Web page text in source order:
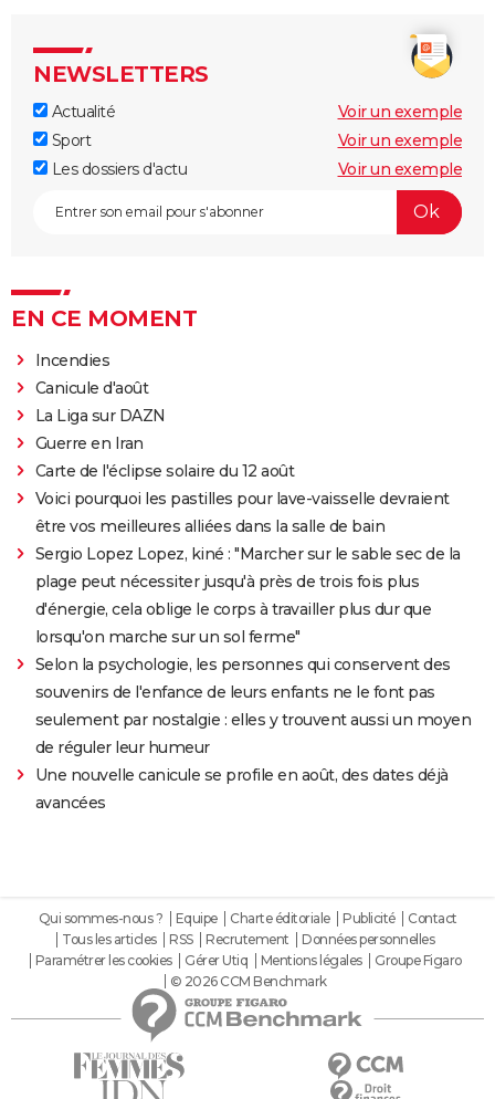
NEWSLETTERS
Actualité
Voir un exemple
Sport
Voir un exemple
Les dossiers d'actu
Voir un exemple
EN CE MOMENT
Incendies
Canicule d'août
La Liga sur DAZN
Guerre en Iran
Carte de l'éclipse solaire du 12 août
Voici pourquoi les pastilles pour lave-vaisselle devraient
être vos meilleures alliées dans la salle de bain
Sergio Lopez Lopez, kiné : "Marcher sur le sable sec de la
plage peut nécessiter jusqu'à près de trois fois plus
d'énergie, cela oblige le corps à travailler plus dur que
lorsqu'on marche sur un sol ferme"
Selon la psychologie, les personnes qui conservent des
souvenirs de l'enfance de leurs enfants ne le font pas
seulement par nostalgie : elles y trouvent aussi un moyen
de réguler leur humeur
Une nouvelle canicule se profile en août, des dates déjà
avancées
Qui sommes-nous ? Equipe Charte éditoriale Publicité
Contact
Tous les articles
RSS Recrutement
Données personnelles
Paramétrer les cookies
Gérer Utiq Mentions légales
Groupe Figaro
© 2026 CCM Benchmark